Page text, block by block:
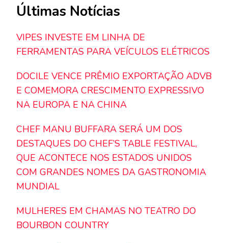
Últimas Notícias
VIPES INVESTE EM LINHA DE
FERRAMENTAS PARA VEÍCULOS ELÉTRICOS
DOCILE VENCE PRÊMIO EXPORTAÇÃO ADVB
E COMEMORA CRESCIMENTO EXPRESSIVO
NA EUROPA E NA CHINA
CHEF MANU BUFFARA SERÁ UM DOS
DESTAQUES DO CHEF’S TABLE FESTIVAL,
QUE ACONTECE NOS ESTADOS UNIDOS
COM GRANDES NOMES DA GASTRONOMIA
MUNDIAL
MULHERES EM CHAMAS NO TEATRO DO
BOURBON COUNTRY